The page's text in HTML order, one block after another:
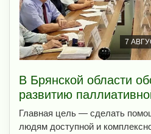
7
В Брянской области
развитию
Главная цель — сделать
людям доступной и